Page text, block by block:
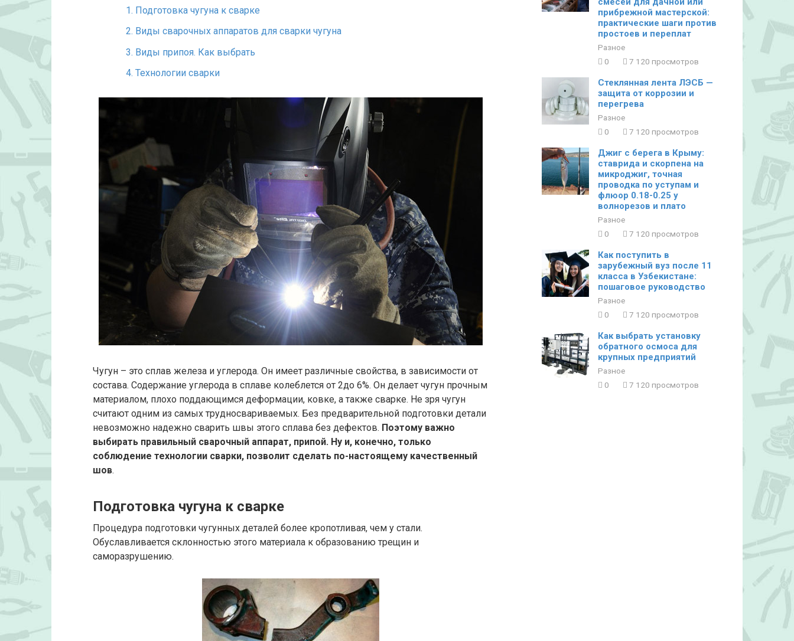
1. Подготовка чугуна к сварке
2. Виды сварочных аппаратов для сварки чугуна
3. Виды припоя. Как выбрать
4. Технологии сварки
Чугун – это сплав железа и углерода. Он имеет различные свойства, в зависимости от
состава. Содержание углерода в сплаве колеблется от 2до 6%. Он делает чугун прочным
материалом, плохо поддающимся деформации, ковке, а также сварке. Не зря чугун
считают одним из самых трудносвариваемых. Без предварительной подготовки детали
невозможно надежно сварить швы этого сплава без дефектов. Поэтому важно
выбирать правильный сварочный аппарат, припой. Ну и, конечно, только
соблюдение технологии сварки, позволит сделать по-настоящему качественный
шов.
Подготовка чугуна к сварке
Процедура подготовки чугунных деталей более кропотливая, чем у стали.
Обуславливается склонностью этого материала к образованию трещин и
саморазрушению.
прибрежной мастерской:
практические шаги против
простоев и переплат
Разное
0
7 120 просмотров
Стеклянная лента ЛЭСБ —
защита от коррозии и
перегрева
Разное
0
7 120 просмотров
Джиг с берега в Крыму:
ставрида и скорпена на
микроджиг, точная
проводка по уступам и
флюор 0.18-0.25 у
волнорезов и плато
Разное
0
7 120 просмотров
Как поступить в
зарубежный вуз после 11
класса в Узбекистане:
пошаговое руководство
Разное
0
7 120 просмотров
Как выбрать установку
обратного осмоса для
крупных предприятий
Разное
0
7 120 просмотров